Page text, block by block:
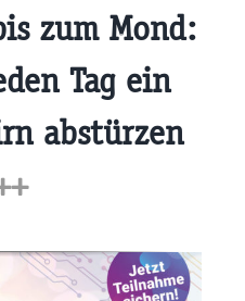
zum Mond:
Tag ein
abstürzen